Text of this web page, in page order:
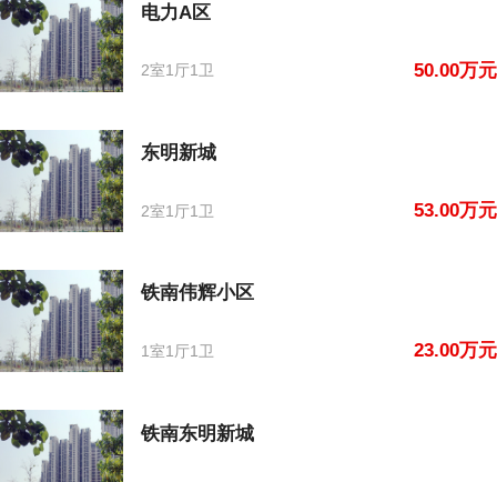
电力A区
2室1厅1卫 50.00万元
东明新城
2室1厅1卫 53.00万元
铁南伟辉小区
1室1厅1卫 23.00万元
铁南东明新城